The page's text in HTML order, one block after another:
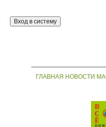
ГЛАВНАЯ НОВОСТИ